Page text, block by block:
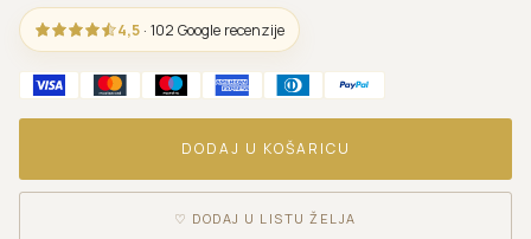
4,5 · 102 Google recenzije
DODAJ U KOŠARICU
♡ DODAJ U LISTU ŽELJA